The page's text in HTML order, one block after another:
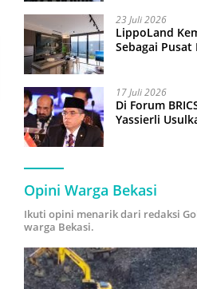
23 Juli 2026
LippoLand
Sebagai Pusat
17 Juli 2026
Di Forum
Yassierli
Opini Warga Bekasi
Ikuti opini menarik dari redaksi
warga Bekasi.